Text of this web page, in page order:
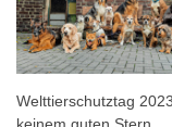
Welttierschutztag